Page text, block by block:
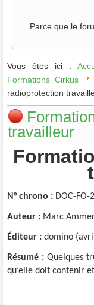
Parce que le
Vous êtes ici :
Formations Cirkus
radioprotection
travailleur
N° chrono : DOC-FO-
Auteur : Marc
Éditeur :domino
Résumé :Quelques
qu’elle doit contenir